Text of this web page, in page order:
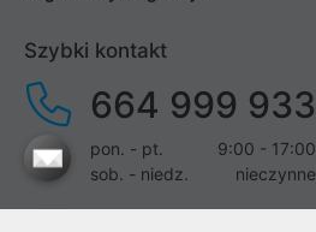
Szybki kontakt
664 999 933
pon. - pt.
9:00 - 17:00
sob. - niedz.
nieczynne